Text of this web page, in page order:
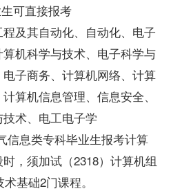
可直接报考
及其自动化、自动化、电子
机科学与技术、电子科学与
子商务、计算机网络、计算
算机信息管理、信息安全、
术、电工电子学
息类专科毕业生报考计算
，须加试（2318） 计算机组
基础2门课程。